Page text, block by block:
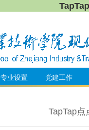
专业设置 党建工作
TapTap